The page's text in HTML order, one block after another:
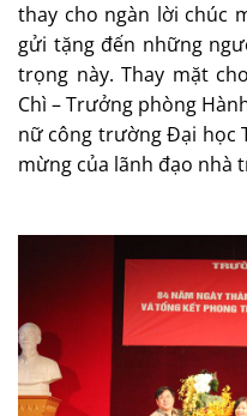
thay cho ngàn lời chúc
gửi tặng đến những
trọng này. Thay mặt
Chì – Trưởng phòng
nữ công trường Đại học
mừng của lãnh đạo nhà